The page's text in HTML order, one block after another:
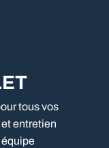
tous vos
entretien
équipe